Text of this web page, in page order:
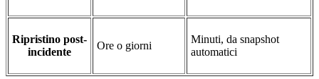
Ripristino post-
incidente
Ore o giorni
Minuti, da snapshot
automatici